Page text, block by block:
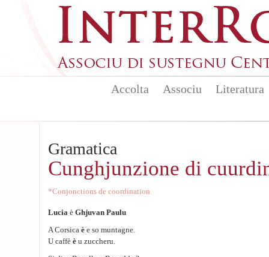
Accolta Associu Literatura
Gramatica
Cunghjunzione di
*Conjonctions de coordination
Lucia è Ghjuvan Paulu
A Corsica è e so muntagne.
U caffè è u zuccheru.